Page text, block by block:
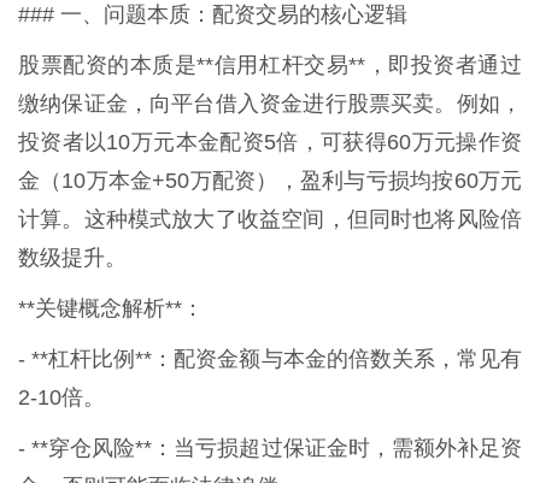
### 一、问题本质：配资交易的核心逻辑
股票配资的本质是**信用杠杆交易**，即投资者通过
缴纳保证金，向平台借入资金进行股票买卖。例如，
投资者以10万元本金配资5倍，可获得60万元操作资
金（10万本金+50万配资），盈利与亏损均按60万元
计算。这种模式放大了收益空间，但同时也将风险倍
数级提升。
**关键概念解析**：
- **杠杆比例**：配资金额与本金的倍数关系，常见有
2-10倍。
- **穿仓风险**：当亏损超过保证金时，需额外补足资